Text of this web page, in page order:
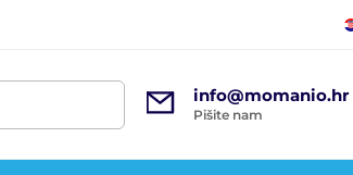
info@momanio.hr
Pišite nam